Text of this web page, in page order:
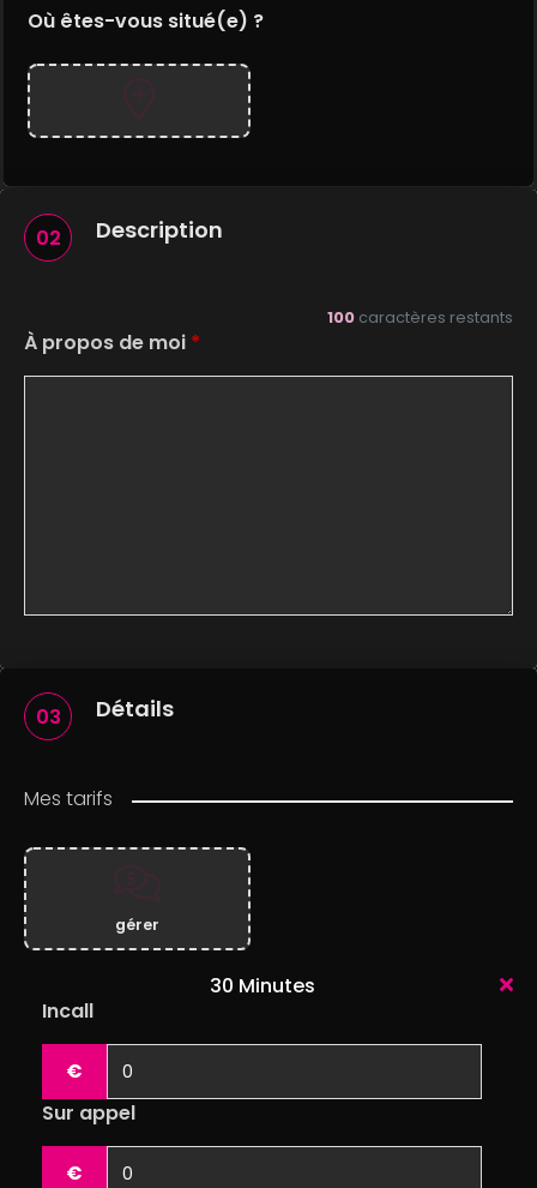
Où êtes-vous situé(e) ?
02 Description
100 caractères restants
À propos de moi *
03 Détails
Mes tarifs
gérer
30 Minutes
Incall
€
Sur appel
€